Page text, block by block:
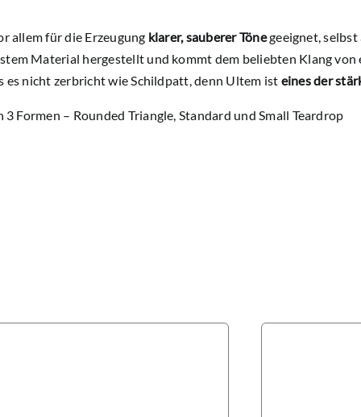
allem für die Erzeugung klarer, sauberer Tönegeeignet, selbst
Material hergestellt und kommt dem beliebten Klang
es nicht zerbricht wie Schildpatt, denn Ultem ist eines der
Formen – Rounded Triangle, Standard und Small Teardrop